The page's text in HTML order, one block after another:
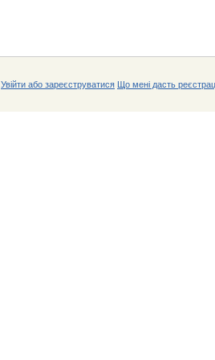
Увійти або зареєструватися Що мені дасть